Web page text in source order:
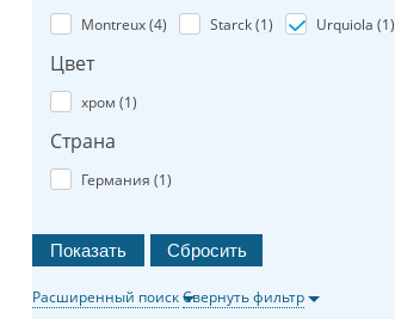
Montreux (4) Starck (1) Urquiola (1)
Цвет
хром (1)
Страна
Германия (1)
Расширенный поискСвернуть фильтр